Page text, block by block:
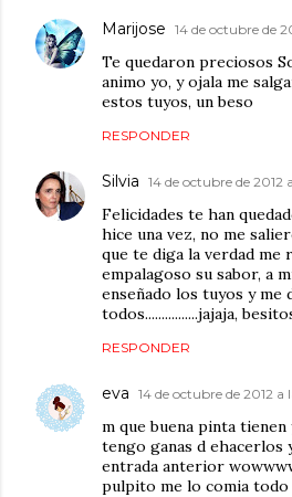
Marijose 14 de octubre de
Te quedaron preciosos
animo yo, y ojala me
estos tuyos, un beso
RESPONDER
Silvia 14 de octubre de 2012
Felicidades te han
hice una vez, no me
que te diga la verdad me
empalagoso su sabor, a
enseñado los tuyos y me
todos................jajaja,
RESPONDER
eva 14 de octubre de 2012 a
m que buena pinta
tengo ganas d ehacerlos
entrada anterior
pulpito me lo comia todo